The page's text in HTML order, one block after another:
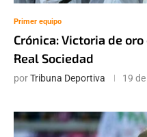
Primer equipo
Crónica: Victoria de
Real Sociedad
porTribuna Deportiva 19